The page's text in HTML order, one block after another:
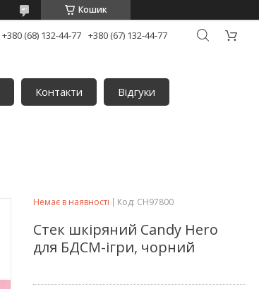
Кошик
+380 (68) 132-44-77 +380 (67) 132-44-77
Контакти
Відгуки
Немає в наявності Код: CH97800
Стек шкіряний Candy Hero
для БДСМ-ігри, чорний